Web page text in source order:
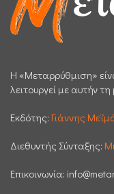
H «Μεταρρύθμιση»
λειτουργεί με αυτήν
Εκδότης: Γιάννης
Διεθυντής Σύνταξης:
Επικοινωνία: